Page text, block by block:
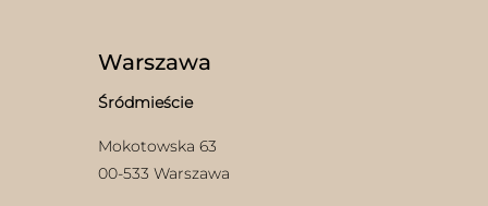
na
stronie
produktu
Warszawa
Śródmieście
Mokotowska 63
00-533 Warszawa